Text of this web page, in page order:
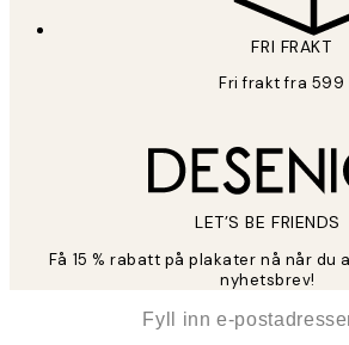
FRI FRAKT
Fri frakt fra 599
LET’S BE FRIENDS
Få 15 % rabatt på plakater nå når du
nyhetsbrev!